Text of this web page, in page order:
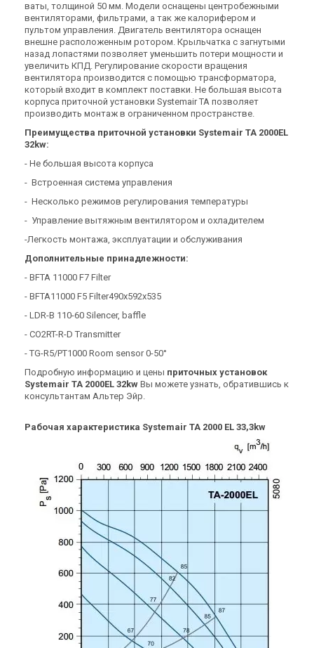
Швеция
Приточная установка
Systemair TA 1100 EL 8kw
Цена
Цена по запросу
Купить
Швеция
Приточная установка
Systemair TA 650 EL 5kw
Цена
Цена по запросу
Купить
Снят с производства
Швеция
Приточная установка
Цена по запросу
Купить
Снят с производства
Оставить отзыв
Швеция
Приточная установка
230V
Цена по запросу
Снят с производства
Оставить отзыв
Швеция
Systemair TA 450 EL 3kW
400V 3N~
Купить
ваты, толщиной 50 мм. Модели оснащены центробежными
вентиляторами, фильтрами, а так же калорифером и
пультом управления. Двигатель вентилятора оснащен
внешне расположенным ротором. Крыльчатка с загнутыми
назад лопастями позволяет уменьшить потери мощности и
увеличить КПД. Регулирование скорости вращения
вентилятора производится с помощью трансформатора,
который входит в комплект поставки. Не большая высота
корпуса приточной установки Systemair TA позволяет
производить монтаж в ограниченном пространстве.
Преимущества приточной установки Systemair TA 2000EL
32kw:
- Не большая высота корпуса
- Встроенная система управления
- Несколько режимов регулирования температуры
- Управление вытяжным вентилятором и охладителем
-Легкость монтажа, эксплуатации и обслуживания
Дополнительные принадлежности:
- BFTA 11000 F7 Filter
- BFTA11000 F5 Filter490x592x535
- LDR-B 110-60 Silencer, baffle
- CO2RT-R-D Transmitter
- TG-R5/PT1000 Room sensor 0-50°
Подробную информацию и цены приточных установок
Systemair TA 2000EL 32kw Вы можете узнать, обратившись к
консультантам Альтер Эйр.
Рабочая характеристика Systemair TA 2000 EL 33,3kw